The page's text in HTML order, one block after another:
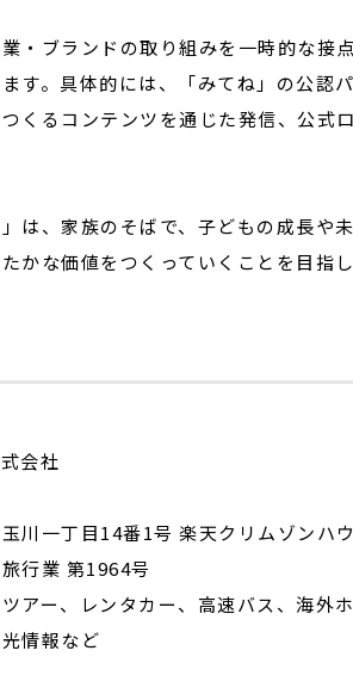
・ブランドの取り組みを一時的な接
す。具体的には、「みてね」の公認
くるコンテンツを通じた発信、公式
は、家族のそばで、子どもの成長や
かな価値をつくっていくことを目指し
会社
丁目14番1号 楽天クリムゾンハ
行業 第1964号
ー、レンタカー、高速バス、海外ホ
など